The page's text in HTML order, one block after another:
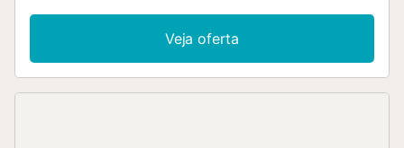
Veja oferta